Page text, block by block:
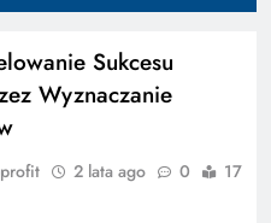
Sukcesu
Wyznaczanie
2 lata ago 0
17